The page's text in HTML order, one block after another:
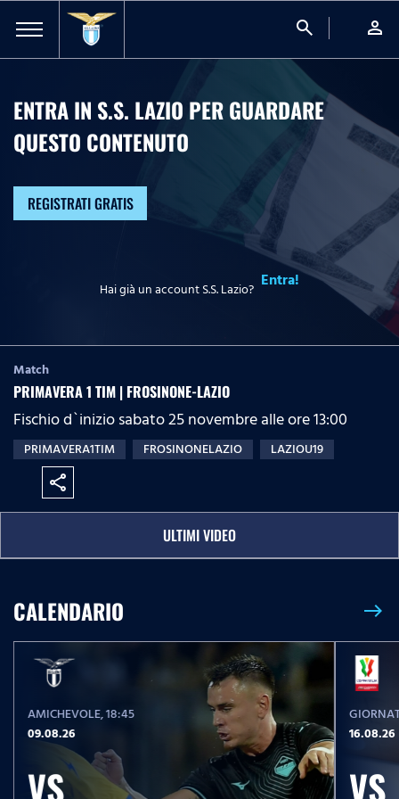
search person
ENTRA IN S.S. LAZIO PER GUARDARE
QUESTO CONTENUTO
REGISTRATI GRATIS
Hai già un account S.S. Lazio? Entra!
Match
PRIMAVERA 1 TIM | FROSINONE-LAZIO
Fischio d`inizio sabato 25 novembre alle ore 13:00
PRIMAVERA1TIM FROSINONELAZIO LAZIOU19
share
ULTIMI VIDEO
CALENDARIO east
AMICHEVOLE, 18:45
09.08.26
VS
16.08.26
VS